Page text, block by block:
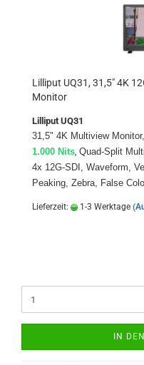
Lilliput UQ31, 31,5" 4K
Monitor
Lilliput UQ31
31,5" 4K Multiview Monitor,
1.000 Nits, Quad-Split
4x 12G-SDI, Waveform,
Peaking, Zebra, False
Lieferzeit: 1-3 Werktage
IN